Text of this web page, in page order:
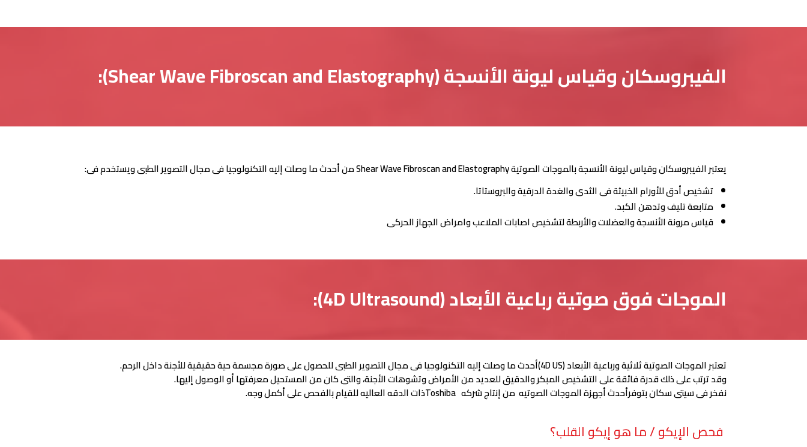
​الفيبروسكان وقياس ليونة الأنسجة (Shear Wave Fibroscan and Elastography):
يعتبر الفيبروسكان وقياس ليونة الأنسجة بالموجات الصوتية Shear Wave Fibroscan and Elastography من أحدث ما وصلت إليه التكنولوجيا فى مجال التصوير الطبى ويستخدم فى:
تشخيص أدق للأورام الخبيثة فى الثدى والغدة الدرقية والبروستاتا.
متابعة تليف وتدهن الكبد.
قياس مرونة الأنسجة والعضلات والأربطة لتشخيص اصابات الملاعب وامراض الجهاز الحركى
الموجات فوق صوتية رباعية الأبعاد (4D Ultrasound):
تعتبر الموجات الصوتية ثلاثية ورباعية الأبعاد (4D US)أحدث ما وصلت إليه التكنولوجيا فى مجال التصوير الطبى للحصول على صورة مجسمة حية حقيقية للأجنة داخل الرحم.
وقد ترتب على ذلك قدرة فائقة على التشخيص المبكر والدقيق للعديد من الأمراض وتشوهات الأجنة، والتى كان من المستحيل معرفتها أو الوصول إليها.
نفخر فى سيتى سكان بتوفرأحدث أجهزة الموجات الصوتيه من إنتاج شركه Toshibaذات الدقه العاليه للقيام بالفحص على أكمل وجه.
فحص الإيكو / ما هو إيكو القلب؟